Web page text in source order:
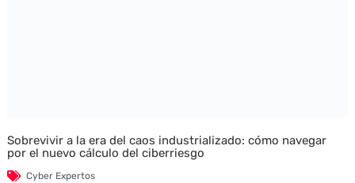
Sobrevivir a la era del caos industrializado: cómo navegar
por el nuevo cálculo del ciberriesgo
Cyber Expertos